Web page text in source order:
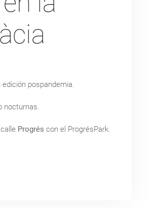
pospandemia.
nocturnas.
Progrés con el ProgrésPark.